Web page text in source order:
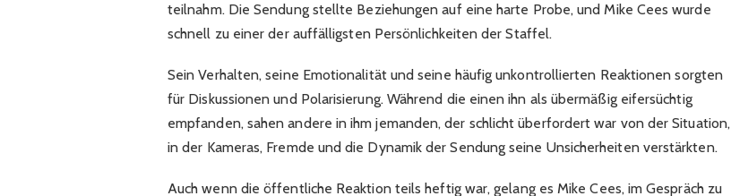
teilnahm. Die Sendung stellte Beziehungen auf eine harte Probe, und Mike Cees wurde
schnell zu einer der auffälligsten Persönlichkeiten der Staffel.
Sein Verhalten, seine Emotionalität und seine häufig unkontrollierten Reaktionen sorgten
für Diskussionen und Polarisierung. Während die einen ihn als übermäßig eifersüchtig
empfanden, sahen andere in ihm jemanden, der schlicht überfordert war von der Situation,
in der Kameras, Fremde und die Dynamik der Sendung seine Unsicherheiten verstärkten.
Auch wenn die öffentliche Reaktion teils heftig war, gelang es Mike Cees, im Gespräch zu